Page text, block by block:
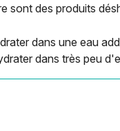
sont des produits
dans une eau
dans très peu